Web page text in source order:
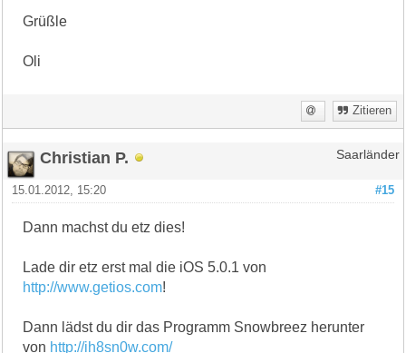
Grüßle
Oli
Zitieren
Christian P. Saarländer
#15
15.01.2012, 15:20
Dann machst du etz dies!
Lade dir etz erst mal die iOS 5.0.1 von
http://www.getios.com!
Dann lädst du dir das Programm Snowbreez herunter
von http://ih8sn0w.com/